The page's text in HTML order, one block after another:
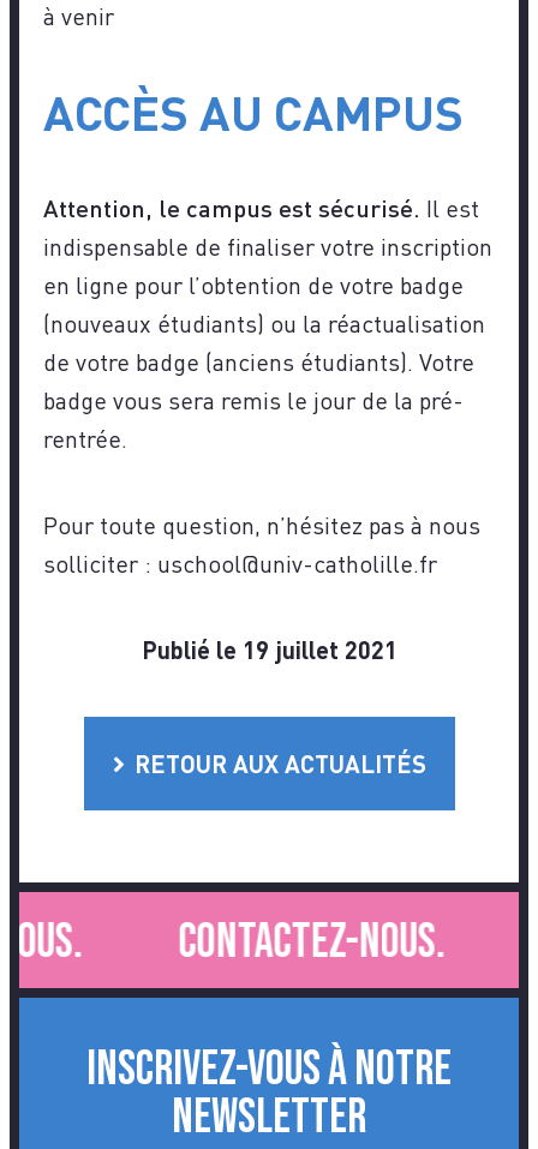
à venir
ACCÈS AU CAMPUS
Attention, le campus est sécurisé. Il est
indispensable de finaliser votre inscription
en ligne pour l’obtention de votre badge
(nouveaux étudiants) ou la réactualisation
de votre badge (anciens étudiants). Votre
badge vous sera remis le jour de la pré-
rentrée.
Pour toute question, n’hésitez pas à nous
solliciter : uschool@univ-catholille.fr
Publié le 19 juillet 2021
RETOUR AUX ACTUALITÉS
Contactez-nous.
INSCRIVEZ-VOUS À NOTRE
NEWSLETTER